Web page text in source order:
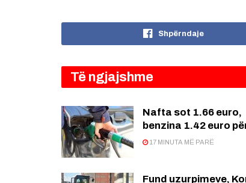
Shpërndaje
Të ngjajshme
Nafta sot 1.66 euro,
benzina 1.42 euro
17 MINUTA MË PARË
Fund uzurpimeve,